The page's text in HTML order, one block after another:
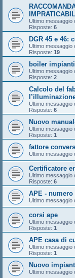
Ultimo messaggio
Risposte: 6
DGR 45 e 46:
Ultimo messaggio
Risposte: 19
boiler
Ultimo messaggio
Risposte: 2
Calcolo del
Ultimo messaggio
Risposte: 6
Nuovo
Ultimo messaggio
Risposte: 1
fattore
Ultimo messaggio
Certificatore
Ultimo messaggio
Risposte: 6
APE -
Ultimo messaggio
corsi ape
Ultimo messaggio
Risposte: 1
APE casa di
Ultimo messaggio
Risposte: 1
Nuovo
Ultimo messaggio